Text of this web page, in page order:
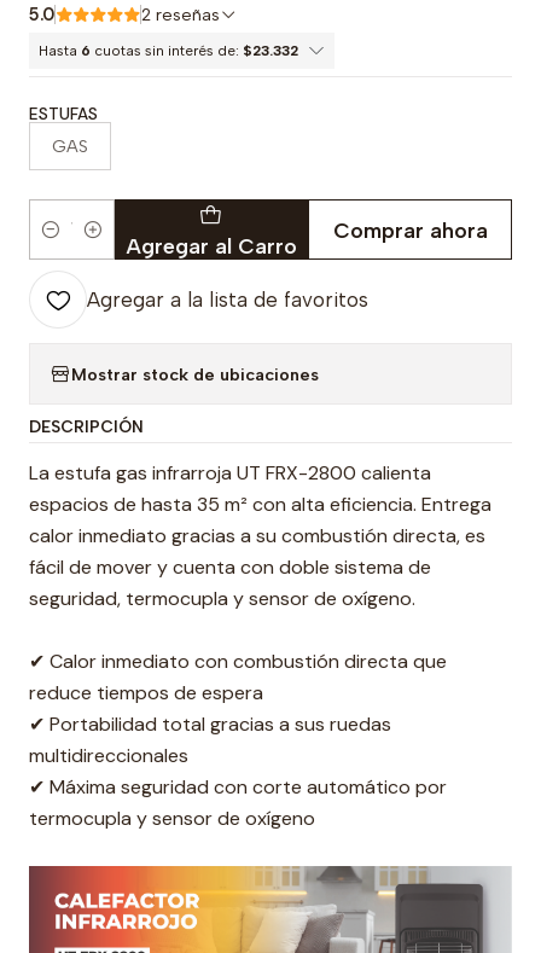
5.0 2 reseñas
Hasta 6 cuotas sin interés de: $23.332
ESTUFAS
GAS
Cantidad Agregar al Carro
Comprar ahora
Agregar a la lista de favoritos
Mostrar stock de ubicaciones
DESCRIPCIÓN
La estufa gas infrarroja UT FRX-2800 calienta
espacios de hasta 35 m² con alta eficiencia. Entrega
calor inmediato gracias a su combustión directa, es
fácil de mover y cuenta con doble sistema de
seguridad, termocupla y sensor de oxígeno.
✔ Calor inmediato con combustión directa que
reduce tiempos de espera
✔ Portabilidad total gracias a sus ruedas
multidireccionales
✔ Máxima seguridad con corte automático por
termocupla y sensor de oxígeno